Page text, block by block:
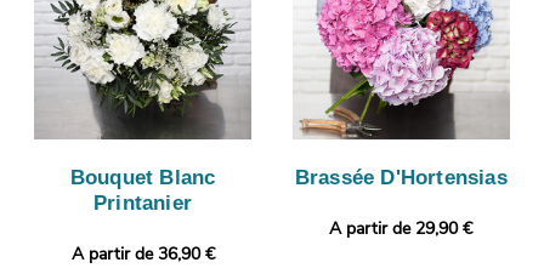
Bouquet Blanc
Printanier
A partir de 36,90 €
Brassée D'Hortensias
A partir de 29,90 €